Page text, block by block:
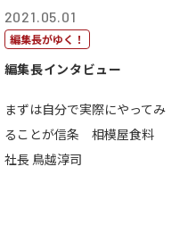
2021.05.01
編集長がゆく！
編集長インタビュー
まずは自分で実際にやってみ
ることが信条 相模屋食料
社長 鳥越淳司